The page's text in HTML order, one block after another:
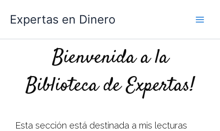
contenido
Expertas en Dinero
Bienvenida a la
Biblioteca de Expertas!
Esta sección está destinada a mis lecturas